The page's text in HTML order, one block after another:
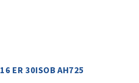
16 ER 30ISOB AH725